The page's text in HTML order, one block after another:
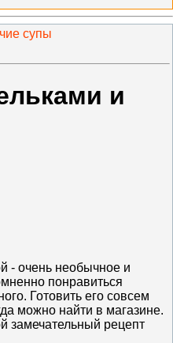
супы
и
- очень необычное и
понравиться
Готовить его совсем
можно найти в магазине.
замечательный рецепт